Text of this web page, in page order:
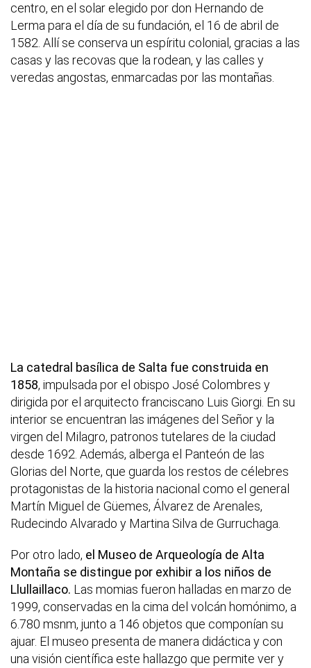
centro, en el solar elegido por don Hernando de
Lerma para el día de su fundación, el 16 de abril de
1582. Allí se conserva un espíritu colonial, gracias a las
casas y las recovas que la rodean, y las calles y
veredas angostas, enmarcadas por las montañas.
La catedral basílica de Salta fue construida en
1858, impulsada por el obispo José Colombres y
dirigida por el arquitecto franciscano Luis Giorgi. En su
interior se encuentran las imágenes del Señor y la
virgen del Milagro, patronos tutelares de la ciudad
desde 1692. Además, alberga el Panteón de las
Glorias del Norte, que guarda los restos de célebres
protagonistas de la historia nacional como el general
Martín Miguel de Güemes, Álvarez de Arenales,
Rudecindo Alvarado y Martina Silva de Gurruchaga.
Por otro lado, el Museo de Arqueología de Alta
Montaña se distingue por exhibir a los niños de
Llullaillaco. Las momias fueron halladas en marzo de
1999, conservadas en la cima del volcán homónimo, a
6.780 msnm, junto a 146 objetos que componían su
ajuar. El museo presenta de manera didáctica y con
una visión científica este hallazgo que permite ver y